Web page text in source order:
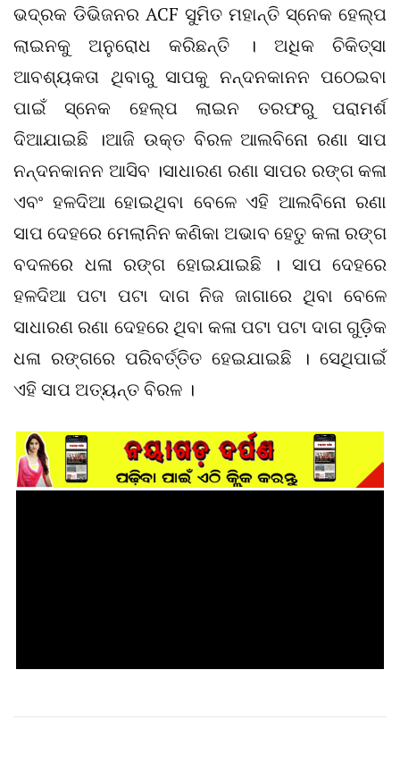
ଭଦ୍ରକ ଡିଭିଜନର ACF ସୁମିତ ମହାନ୍ତି ସ୍ନେକ ହେଲ୍ପ
ଲାଇନକୁ ଅନୁରୋଧ କରିଛନ୍ତି । ଅଧିକ ଚିକିତ୍ସା
ଆବଶ୍ୟକତା ଥିବାରୁ ସାପକୁ ନନ୍ଦନକାନନ ପଠେଇବା
ପାଇଁ ସ୍ନେକ ହେଲ୍ପ ଲାଇନ ତରଫରୁ ପରାମର୍ଶ
ଦିଆଯାଇଛି ।ଆଜି ଉକ୍ତ ବିରଳ ଆଲବିନୋ ରଣା ସାପ
ନନ୍ଦନକାନନ ଆସିବ ।ସାଧାରଣ ରଣା ସାପର ରଙ୍ଗ କଳା
ଏବଂ ହଳଦିଆ ହୋଇଥିବା ବେଳେ ଏହି ଆଲବିନୋ ରଣା
ସାପ ଦେହରେ ମେଲାନିନ କଣିକା ଅଭାବ ହେତୁ କଳା ରଙ୍ଗ
ବଦଳରେ ଧଳା ରଙ୍ଗ ହୋଇଯାଇଛି । ସାପ ଦେହରେ
ହଳଦିଆ ପଟା ପଟା ଦାଗ ନିଜ ଜାଗାରେ ଥିବା ବେଳେ
ସାଧାରଣ ରଣା ଦେହରେ ଥିବା କଳା ପଟା ପଟା ଦାଗ ଗୁଡ଼ିକ
ଧଳା ରଙ୍ଗରେ ପରିବର୍ତ୍ତିତ ହେଇଯାଇଛି । ସେଥିପାଇଁ
ଏହି ସାପ ଅତ୍ୟନ୍ତ ବିରଳ ।